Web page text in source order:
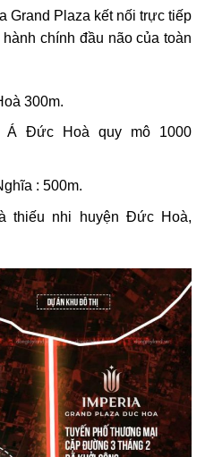
Grand Plaza kết nối trực tiếp
chính đầu não của toàn
300m.
Á Đức Hoà quy mô 1000
: 500m.
thiếu nhi huyện Đức Hoà,